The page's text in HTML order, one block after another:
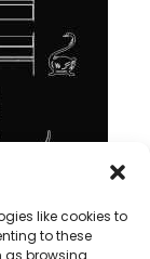
like cookies to
to these
as browsing